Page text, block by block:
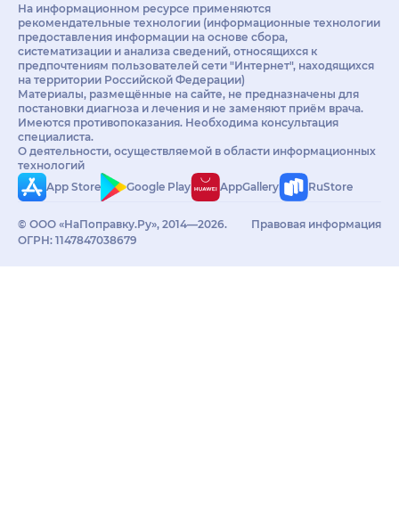
На информационном ресурсе применяются
рекомендательные технологии (информационные технологии
предоставления информации на основе сбора,
систематизации и анализа сведений, относящихся к
предпочтениям пользователей сети "Интернет", находящихся
на территории Российской Федерации)
Материалы, размещённые на сайте, не предназначены для
постановки диагноза и лечения и не заменяют приём врача.
Имеются противопоказания. Необходима консультация
специалиста.
О деятельности, осуществляемой в области информационных
технологий
App Store
Google Play AppGallery RuStore
© ООО «НаПоправку.Ру», 2014—2026.
ОГРН: 1147847038679
Правовая информация